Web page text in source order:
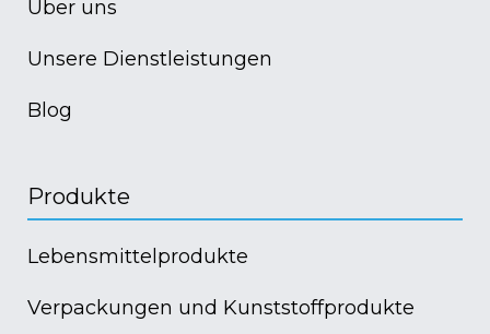
Über uns
Unsere Dienstleistungen
Blog
Produkte
Lebensmittelprodukte
Verpackungen und Kunststoffprodukte